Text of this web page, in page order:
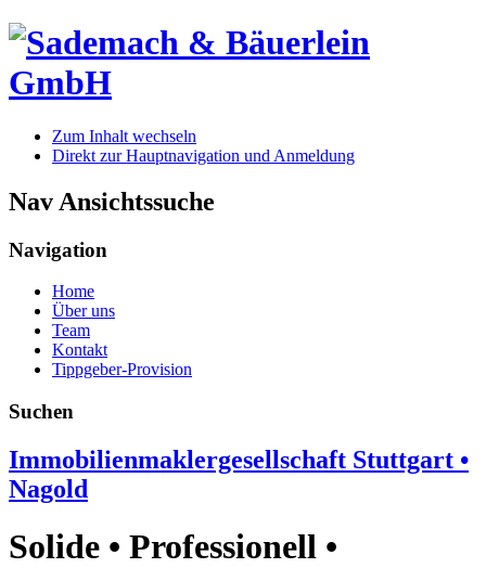
Zum Inhalt wechseln
Direkt zur Hauptnavigation und Anmeldung
Nav Ansichtssuche
Navigation
Home
Über uns
Team
Kontakt
Tippgeber-Provision
Suchen
Immobilienmaklergesellschaft Stuttgart •
Nagold
Solide • Professionell •